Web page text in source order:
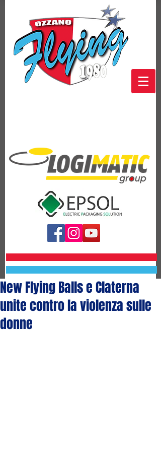
New Flying Balls e Claterna
unite contro la violenza sulle
donne